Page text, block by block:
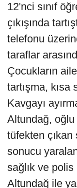
12'nci sınıf
çıkışında
telefonu
taraflar
Çocukların
tartışma,
Kavgayı
Altundağ, oğlu
tüfekten çıkan
sonucu
sağlık ve
Altundağ ile